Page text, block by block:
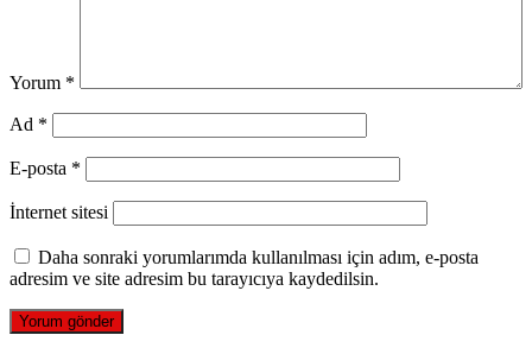
Yorum *
Ad *
E-posta *
İnternet sitesi
Daha sonraki yorumlarımda kullanılması için adım, e-posta
adresim ve site adresim bu tarayıcıya kaydedilsin.